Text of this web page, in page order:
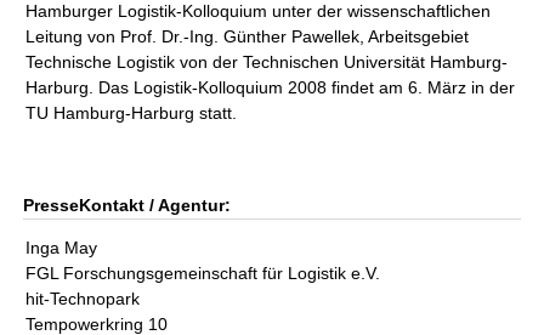
Hamburger Logistik-Kolloquium unter der wissenschaftlichen
Leitung von Prof. Dr.-Ing. Günther Pawellek, Arbeitsgebiet
Technische Logistik von der Technischen Universität Hamburg-
Harburg. Das Logistik-Kolloquium 2008 findet am 6. März in der
TU Hamburg-Harburg statt.
PresseKontakt / Agentur:
Inga May
FGL Forschungsgemeinschaft für Logistik e.V.
hit-Technopark
Tempowerkring 10